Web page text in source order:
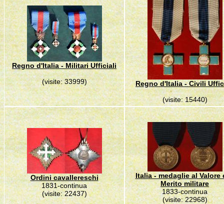
Regno d'Italia - Militari Ufficiali
(visite: 33999)
Regno d'Italia - Civili
(visite: 15440)
Ordini cavallereschi
1831-continua
(visite: 22437)
Italia - medaglie al Valore
Merito militare
1833-continua
(visite: 22968)